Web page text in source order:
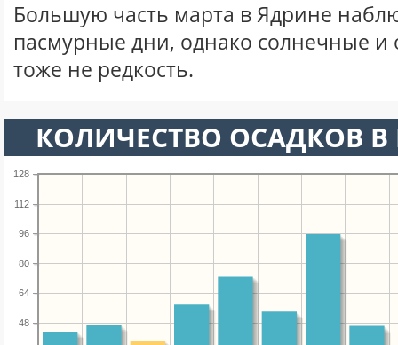
Большую часть марта в Ядрине
пасмурные дни, однако солнечные
тоже не редкость.
КОЛИЧЕСТВО ОСАДКОВ
48
64
80
96
112
128